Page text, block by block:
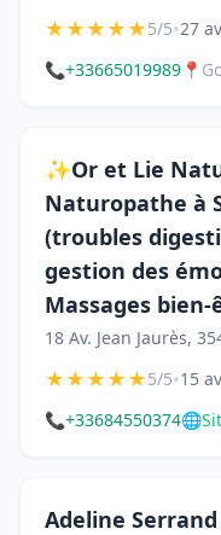
★★★★★5/5•27
📞+33665019989 📍
✨Or et Lie
Naturopathe à
(troubles
gestion des
Massages
18 Av. Jean Jaurès,
★★★★★5/5•15
📞+33684550374🌐
Adeline Serrand